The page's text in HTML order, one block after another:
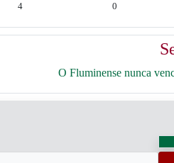
4 0
O Fluminense nunca